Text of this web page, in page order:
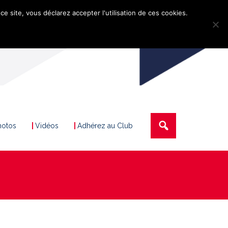
Vidéos Adhérez au Club
site, vous déclarez accepter l'utilisation de ces cookies.